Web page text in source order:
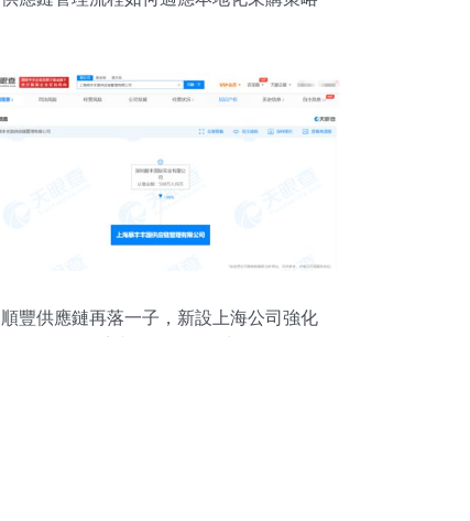
順豐供應鏈再落一子，新設上海公司強化